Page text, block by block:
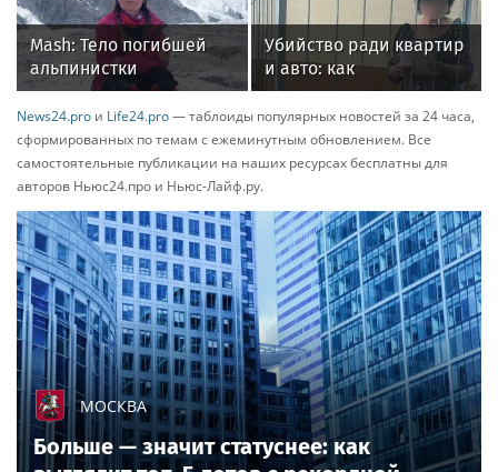
Источник: 35photo.ru
Rss.plus